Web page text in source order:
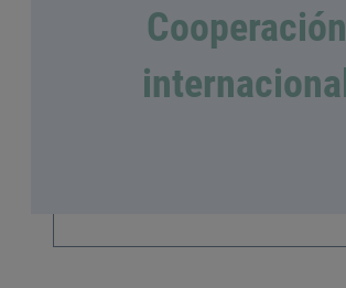
Cooperación
internacional